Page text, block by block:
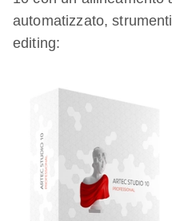
automatizzato,
editing: